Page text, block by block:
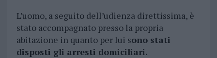
L’uomo, a seguito dell’udienza direttissima, è
stato accompagnato presso la propria
abitazione in quanto per lui sono stati
disposti gli arresti domiciliari.